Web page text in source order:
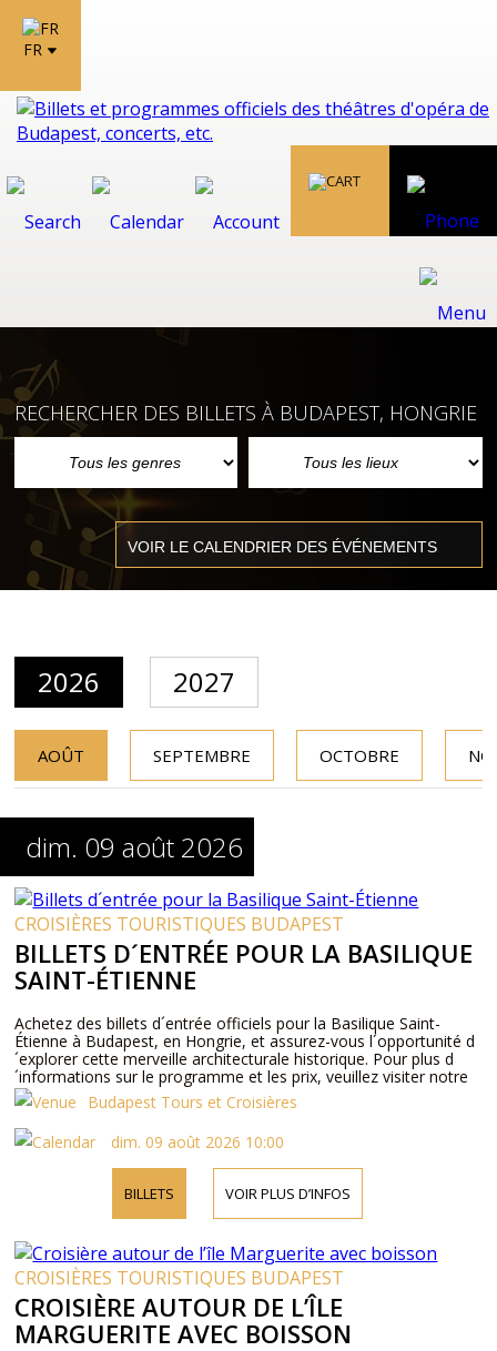
FR
RECHERCHER DES BILLETS À BUDAPEST, HONGRIE
2026 2027
AOÛT SEPTEMBRE OCTOBRE
dim. 09 août 2026
CROISIÈRES TOURISTIQUES BUDAPEST
BILLETS D´ENTRÉE POUR LA BASILIQUE
SAINT-ÉTIENNE
Achetez des billets d´entrée officiels pour la Basilique Saint-
Étienne à Budapest, en Hongrie, et assurez-vous l´opportunité d
´explorer cette merveille architecturale historique. Pour plus d
´informations sur le programme et les prix, veuillez visiter notre
site web ou nous contacter par téléphone.
Budapest Tours et Croisières
dim. 09 août 2026 10:00
BILLETS VOIR PLUS D’INFOS
CROISIÈRES TOURISTIQUES BUDAPEST
CROISIÈRE AUTOUR DE L’ÎLE
MARGUERITE AVEC BOISSON